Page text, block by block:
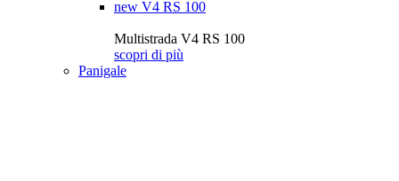
new V4 RS 100
Multistrada V4 RS 100
scopri di più
Panigale